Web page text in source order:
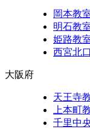
岡本教
明石教
姫路教
西宮北
大阪府
天王寺
上本町
千里中